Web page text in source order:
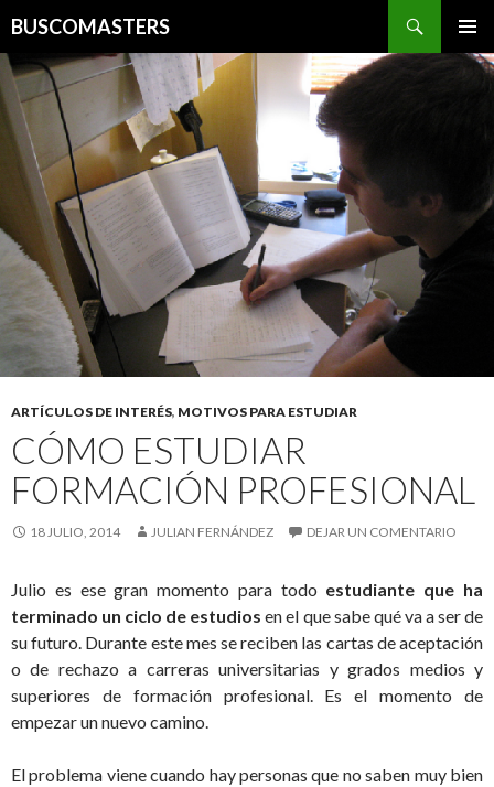
BUSCOMASTERS
ARTÍCULOS DE INTERÉS, MOTIVOS PARA ESTUDIAR
CÓMO ESTUDIAR
FORMACIÓN PROFESIONAL
18 JULIO, 2014 JULIAN FERNÁNDEZ DEJAR UN COMENTARIO
Julio es ese gran momento para todo estudiante que ha
terminado un ciclo de estudios en el que sabe qué va a ser de
su futuro. Durante este mes se reciben las cartas de aceptación
o de rechazo a carreras universitarias y grados medios y
superiores de formación profesional. Es el momento de
empezar un nuevo camino.
El problema viene cuando hay personas que no saben muy bien